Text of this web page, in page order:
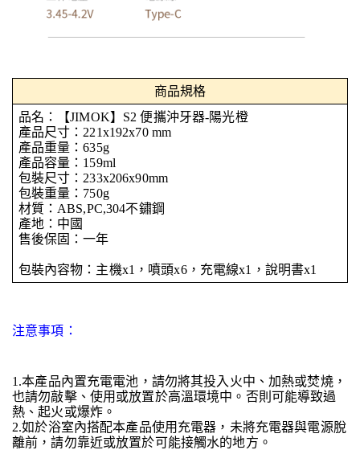
商品規格
品名：【JIMOK】S2 便攜沖牙器-陽光橙
產品尺寸：221x192x70 mm
產品重量：635g
產品容量：159ml
包裝尺寸：233x206x90mm
包裝重量：750g
材質：ABS,PC,304不鏽鋼
產地：中國
售後保固：一年
包裝內容物：主機x1，噴頭x6，充電線x1，說明書x1
注意事項：
1.本產品內置充電電池，請勿將其投入火中、加熱或焚燒，
也請勿敲擊、使用或放置於高溫環境中。否則可能導致過
熱、起火或爆炸。
2.如於浴室內搭配本產品使用充電器，未將充電器與電源脫
離前，請勿靠近或放置於可能接觸水的地方。